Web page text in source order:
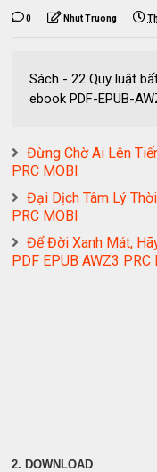
0 Nhut Truong
Sách - 22 Quy luật
ebook PDF-EPUB-
Đừng Chờ Ai Lên
PRC MOBI
Đại Dịch Tâm Lý
PRC MOBI
Để Đời Xanh Mát,
PDF EPUB AWZ3 PRC
2. DOWNLOAD